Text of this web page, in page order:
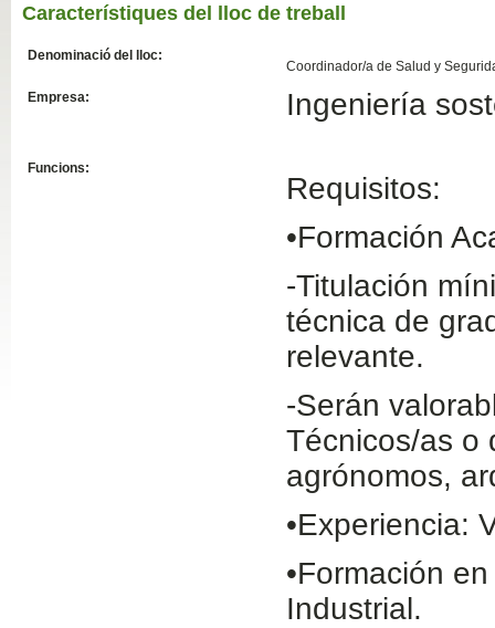
Característiques del lloc de treball
Denominació del lloc:
Coordinador/a de Salud y
Empresa:
Ingeniería
Funcions:
Requisitos:
•Formación
-Titulación
técnica de
relevante.
-Serán
Técnicos/as o
agrónomos,
•Experiencia:
•Formación
Industrial.